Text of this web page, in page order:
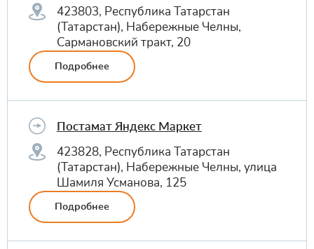
423803, Республика Татарстан
(Татарстан), Набережные Челны,
Сармановский тракт, 20
Подробнее
Постамат Яндекс Маркет
423828, Республика Татарстан
(Татарстан), Набережные Челны, улица
Шамиля Усманова, 125
Подробнее